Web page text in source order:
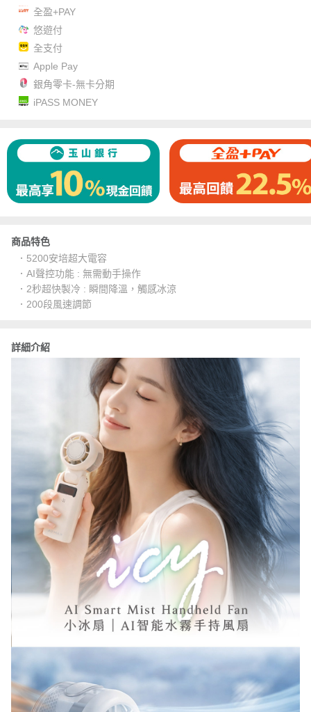
全盈+PAY
悠遊付
全支付
Apple Pay
銀角零卡-無卡分期
iPASS MONEY
商品特色
．5200安培超大電容
．AI聲控功能 : 無需動手操作
．2秒超快製冷 : 瞬間降溫，觸感冰涼
．200段風速調節
詳細介紹